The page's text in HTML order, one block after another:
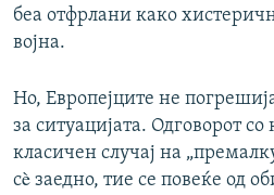
беа отфрлани како
војна.
Но, Европејците не
за ситуацијата. Одговорот
класичен случај на
сè заедно, тие се повеќе од